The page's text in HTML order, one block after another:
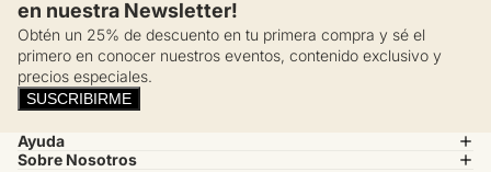
en nuestra Newsletter!
Obtén un 25% de descuento en tu primera compra y sé el
primero en conocer nuestros eventos, contenido exclusivo y
precios especiales.
SUSCRIBIRME
Ayuda
Sobre Nosotros